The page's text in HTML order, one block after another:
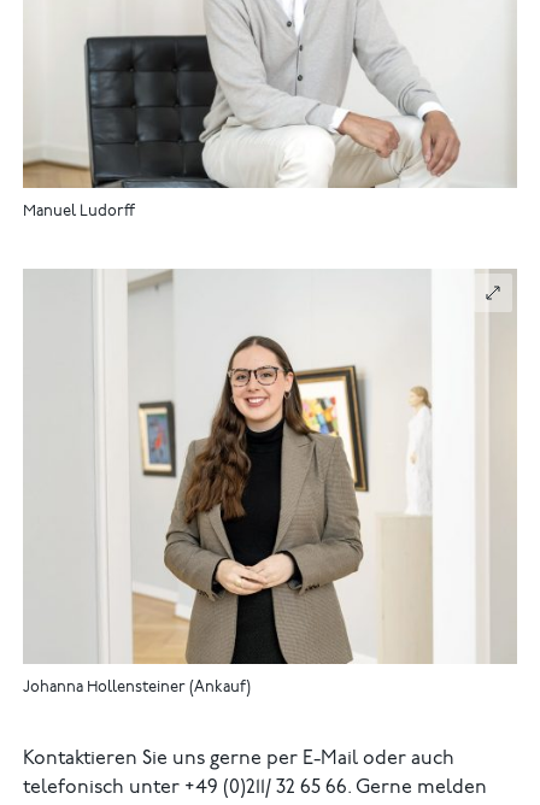
Manuel Ludorff
Johanna Hollensteiner (Ankauf)
Kontaktieren Sie uns gerne per E-Mail oder auch
telefonisch unter +49 (0)211/ 32 65 66. Gerne melden